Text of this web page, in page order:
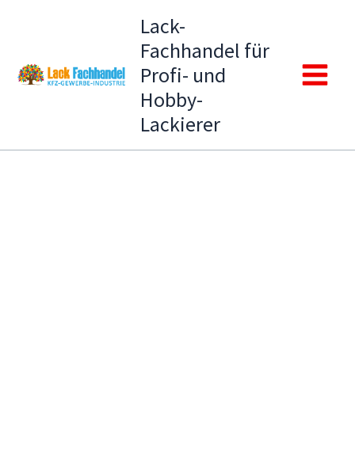
Lack-
Fachhandel für
Profi- und
Hobby-
Lackierer
Main